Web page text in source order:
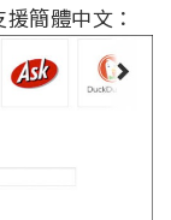
簡體中文：